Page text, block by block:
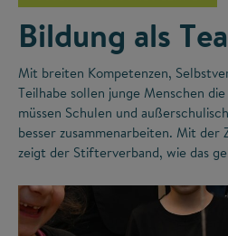
Bildung als
Mit breiten Kompetenzen,
Teilhabe sollen junge Menschen
müssen Schulen und
besser zusammenarbeiten. Mit der
zeigt der Stifterverband, wie das